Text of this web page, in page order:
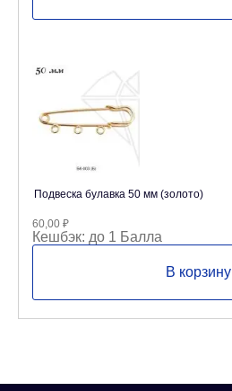
Подвеска булавка 50 мм (золото)
60,00 ₽
Кешбэк: до 1 Балла
В корзину